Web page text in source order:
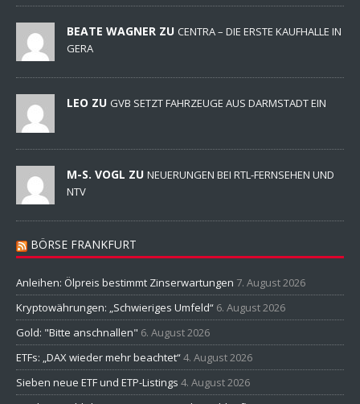
BEATE WAGNER ZU CENTRA – DIE ERSTE KAUFHALLE IN
GERA
LEO ZU GVB SETZT FAHRZEUGE AUS DARMSTADT EIN
M-S. VOGL ZU NEUERUNGEN BEI RTL-FERNSEHEN UND
NTV
BÖRSE FRANKFURT
Anleihen: Ölpreis bestimmt Zinserwartungen 7. August 2026
Kryptowährungen: „Schwieriges Umfeld“ 6. August 2026
Gold: "Bitte anschnallen" 6. August 2026
ETFs: „DAX wieder mehr beachtet“4. August 2026
Sieben neue ETF und ETP-Listings 4. August 2026